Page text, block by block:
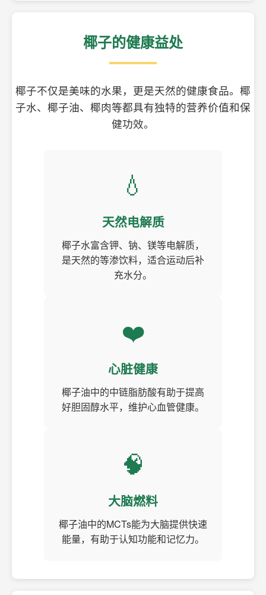
椰子的健康益处
椰子不仅是美味的水果，更是天然的健康食品。椰
子水、椰子油、椰肉等都具有独特的营养价值和保
健功效。
💧
天然电解质
椰子水富含钾、钠、镁等电解质，
是天然的等渗饮料，适合运动后补
充水分。
❤️
心脏健康
椰子油中的中链脂肪酸有助于提高
好胆固醇水平，维护心血管健康。
🧠
大脑燃料
椰子油中的MCTs能为大脑提供快速
能量，有助于认知功能和记忆力。